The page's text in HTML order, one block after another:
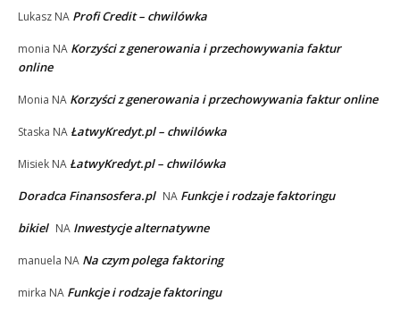
Lukasz NA Profi Credit – chwilówka
monia NA Korzyści z generowania i przechowywania faktur
online
Monia NA Korzyści z generowania i przechowywania faktur online
Staska NA ŁatwyKredyt.pl – chwilówka
Misiek NA ŁatwyKredyt.pl – chwilówka
Doradca Finansosfera.pl NA Funkcje i rodzaje faktoringu
bikiel NA Inwestycje alternatywne
manuela NA Na czym polega faktoring
mirka NA Funkcje i rodzaje faktoringu